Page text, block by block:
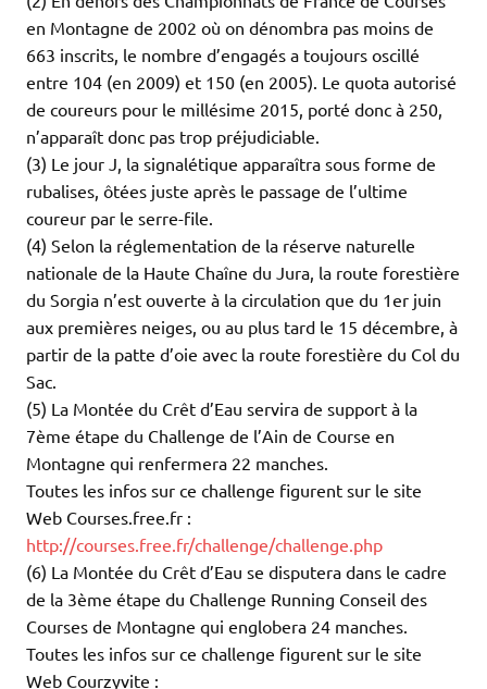
en Montagne de 2002 où on dénombra pas moins de
663 inscrits, le nombre d’engagés a toujours oscillé
entre 104 (en 2009) et 150 (en 2005). Le quota autorisé
de coureurs pour le millésime 2015, porté donc à 250,
n’apparaît donc pas trop préjudiciable.
(3) Le jour J, la signalétique apparaîtra sous forme de
rubalises, ôtées juste après le passage de l’ultime
coureur par le serre-file.
(4) Selon la réglementation de la réserve naturelle
nationale de la Haute Chaîne du Jura, la route forestière
du Sorgia n’est ouverte à la circulation que du 1er juin
aux premières neiges, ou au plus tard le 15 décembre, à
partir de la patte d’oie avec la route forestière du Col du
Sac.
(5) La Montée du Crêt d’Eau servira de support à la
7ème étape du Challenge de l’Ain de Course en
Montagne qui renfermera 22 manches.
Toutes les infos sur ce challenge figurent sur le site
Web Courses.free.fr :
http://courses.free.fr/challenge/challenge.php
(6) La Montée du Crêt d’Eau se disputera dans le cadre
de la 3ème étape du Challenge Running Conseil des
Courses de Montagne qui englobera 24 manches.
Toutes les infos sur ce challenge figurent sur le site
Web Courzyvite :